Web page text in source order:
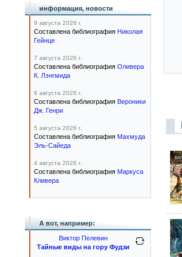
информация, новости
9 августа 2026 г.
Составлена библиография Николая
Гейнце
7 августа 2026 г.
Составлена библиография Оливера
К. Лэнгмида
6 августа 2026 г.
Составлена библиография Вероники
Дж. Генри
5 августа 2026 г.
Составлена библиография Махмуда
Эль-Сайеда
4 августа 2026 г.
Составлена библиография Маркуса
Кливера
А вот, например:
Виктор Пелевин
Тайные виды на гору Фудзи